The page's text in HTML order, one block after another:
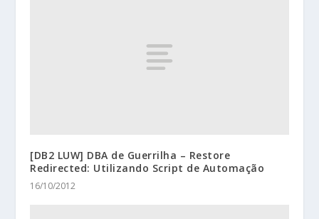
[DB2 LUW] DBA de Guerrilha – Restore
Redirected: Utilizando Script de Automação
16/10/2012